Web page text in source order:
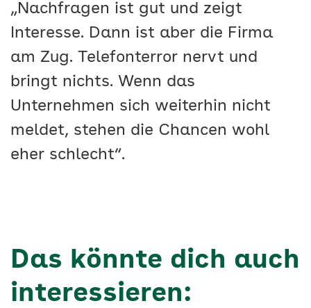
„Nachfragen ist gut und zeigt
Interesse. Dann ist aber die Firma
am Zug. Telefonterror nervt und
bringt nichts. Wenn das
Unternehmen sich weiterhin nicht
meldet, stehen die Chancen wohl
eher schlecht“.
Das könnte dich auch
interessieren: